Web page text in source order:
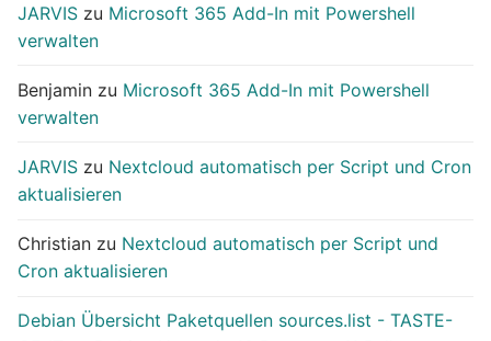
JARVIS zu Microsoft 365 Add-In mit Powershell
verwalten
Benjamin zu Microsoft 365 Add-In mit Powershell
verwalten
JARVIS zu Nextcloud automatisch per Script und Cron
aktualisieren
Christian zu Nextcloud automatisch per Script und
Cron aktualisieren
Debian Übersicht Paketquellen sources.list - TASTE-